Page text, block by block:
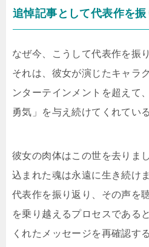
追悼記事として代表作を
なぜ今、こうして代表作を振
それは、彼女が演じたキャラ
ンターテインメントを超えて
勇気」を与え続けてくれてい
彼女の肉体はこの世を去りま
込まれた魂は永遠に生き続けま
代表作を振り返り、その声を
を乗り越えるプロセスである
くれたメッセージを再確認す